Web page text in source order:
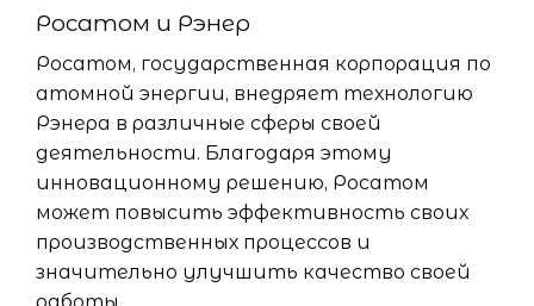
Росатом и Рэнер
Росатом, государственная корпорация по
атомной энергии, внедряет технологию
Рэнера в различные сферы своей
деятельности. Благодаря этому
инновационному решению, Росатом
может повысить эффективность своих
производственных процессов и
значительно улучшить качество своей